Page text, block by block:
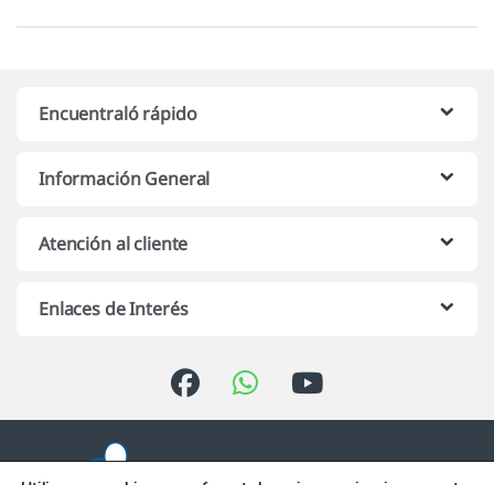
Encuentraló rápido
Información General
Atención al cliente
Enlaces de Interés